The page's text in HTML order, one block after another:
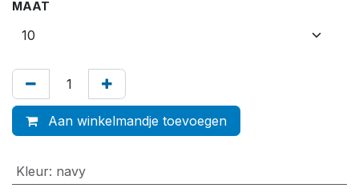
MAAT
Aan winkelmandje toevoegen
Kleur: navy